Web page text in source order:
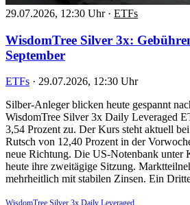
29.07.2026, 12:30 Uhr · ETFs
WisdomTree Silver 3x:
September
ETFs · 29.07.2026, 12:30 Uhr
Silber-Anleger blicken heute gespannt
WisdomTree Silver 3x Daily Leveraged
3,54 Prozent zu. Der Kurs steht aktuell
Rutsch von 12,40 Prozent in der
neue Richtung. Die US-Notenbank unter
heute ihre zweitägige Sitzung.
mehrheitlich mit stabilen Zinsen. Ein